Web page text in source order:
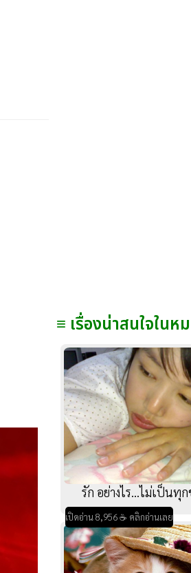
≡ เรื่องน่าสนใจใน
รัก อย่างไร...ไม่เป็นทุก
เปิดอ่าน 8,956 ☕ คลิกอ่านเลย